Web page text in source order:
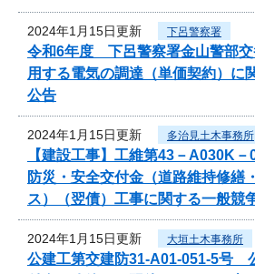
2024年1月15日更新 下呂警察署
令和6年度 下呂警察署金山警部交
用する電気の調達（単価契約）に
公告
2024年1月15日更新 多治見土木事務所
【建設工事】工維第43－A030K
防災・安全交付金（道路維持修繕
ス）（翌債）工事に関する一般競
2024年1月15日更新 大垣土木事務所
公建工第交建防31-A01-051-5号